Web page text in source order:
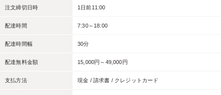
注文締切日時 1日前11:00
配達時間 7:30～18:00
配達時間幅 30分
配達無料金額 15,000円～49,000円
支払方法 現金 / 請求書 / クレジットカード